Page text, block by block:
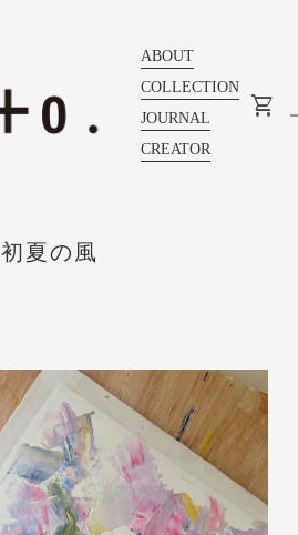
ABOUT
COLLECTION
JOURNAL
CREATOR
初夏の風